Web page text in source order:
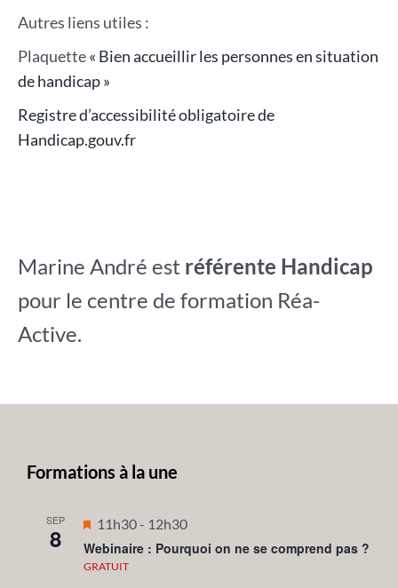
Autres liens utiles :
Plaquette« Bien accueillir les personnes en situation
de handicap »
Registre d’accessibilité obligatoire de
Handicap.gouv.fr
Marine André est référente Handicap
pour le centre de formation Réa-
Active.
Formations à la une
SEP
8
Mis
en
avant
11h30- 12h30
Webinaire : Pourquoi on ne se comprend pas ?
GRATUIT